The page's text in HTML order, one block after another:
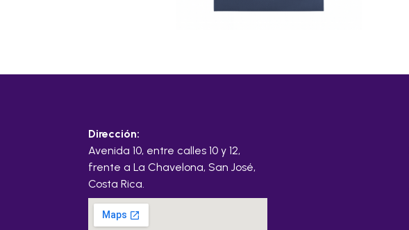
Dirección:
Avenida 10, entre calles 10 y 12,
frente a La Chavelona, San José,
Costa Rica.